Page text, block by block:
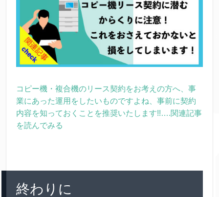
コピー機・複合機のリース契約をお考えの方へ、事
業にあった運用をしたいものですよね、事前に契約
内容を知っておくことを推奨いたします!!….関連記事
を読んでみる
終わりに